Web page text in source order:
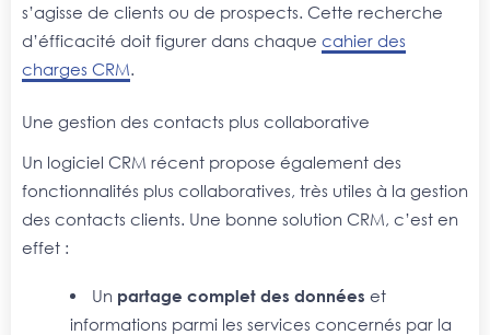
s’agisse de clients ou de prospects. Cette recherche
d’éfficacité doit figurer dans chaque cahier des
charges CRM.
Une gestion des contacts plus collaborative
Un logiciel CRM récent propose également des
fonctionnalités plus collaboratives, très utiles à la gestion
des contacts clients. Une bonne solution CRM, c’est en
effet :
Un partage complet des données et
informations parmi les services concernés par la